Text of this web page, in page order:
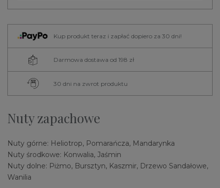
Kup produkt teraz i zapłać dopiero za 30 dni!
Darmowa dostawa od 198 zł
30 dni na zwrot produktu
Nuty zapachowe
Nuty górne: Heliotrop, Pomarańcza, Mandarynka
Nuty środkowe: Konwalia, Jaśmin
Nuty dolne: Piżmo, Bursztyn, Kaszmir, Drzewo Sandałowe,
Wanilia